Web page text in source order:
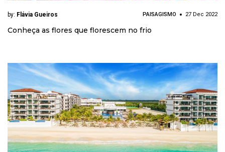
by: Flávia Gueiros PAISAGISMO 27 Dec 2022
Conheça as flores que florescem no frio